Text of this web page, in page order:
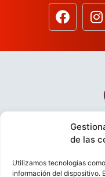
de las
Utilizamos tecnologías
información del dispositivo.